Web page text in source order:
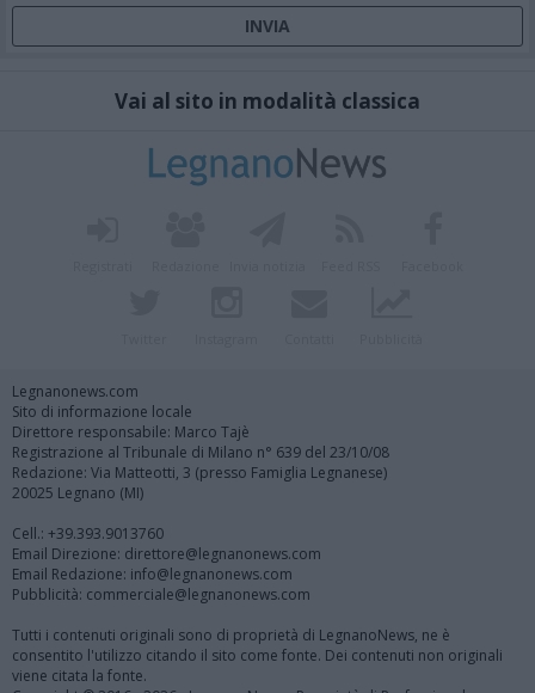
Vai al sito in modalità classica
Legnanonews.com
Sito di informazione locale
Direttore responsabile: Marco Tajè
Registrazione al Tribunale di Milano n° 639 del 23/10/08
Redazione: Via Matteotti, 3 (presso Famiglia Legnanese)
20025 Legnano (MI)
Cell.: +39.393.9013760
Email Direzione: direttore@legnanonews.com
Email Redazione: info@legnanonews.com
Pubblicità: commerciale@legnanonews.com
Tutti i contenuti originali sono di proprietà di LegnanoNews, ne è
consentito l'utilizzo citando il sito come fonte. Dei contenuti non originali
viene citata la fonte.